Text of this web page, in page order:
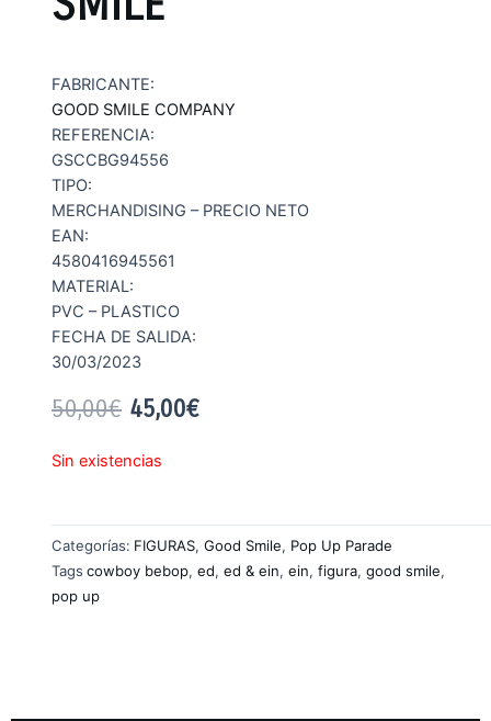
FABRICANTE:
GOOD SMILE COMPANY
REFERENCIA:
GSCCBG94556
TIPO:
MERCHANDISING – PRECIO NETO
EAN:
4580416945561
MATERIAL:
PVC – PLASTICO
FECHA DE SALIDA:
30/03/2023
50,00€ 45,00€
Sin existencias
Categorías: FIGURAS, Good Smile, Pop Up Parade
Tags cowboy bebop, ed, ed & ein, ein, figura, good smile,
pop up